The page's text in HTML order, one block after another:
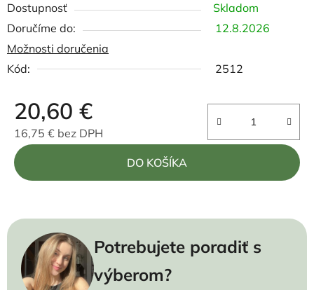
Dostupnosť
Skladom
12.8.2026
Možnosti doručenia
Kód:
2512
20,60 €
16,75 € bez DPH
Jednotková cena:
DO KOŠÍKA
Potrebujete poradiť s
výberom?